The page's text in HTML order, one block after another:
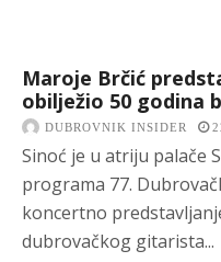
Maroje Brčić
obilježio 50 godina
DUBROVNIK INSIDER
Sinoć je u atriju palače
programa 77.
koncertno
dubrovačkog gitarista...